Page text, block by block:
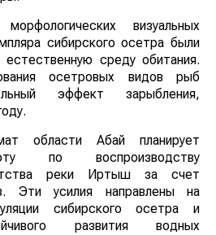
визуальных
сибирского осетра были
среду обитания.
осетровых видов рыб
эффект зарыбления,
области Абай планирует
по воспроизводству
реки Иртыш за счет
Эти усилия направлены на
сибирского осетра и
развития водных